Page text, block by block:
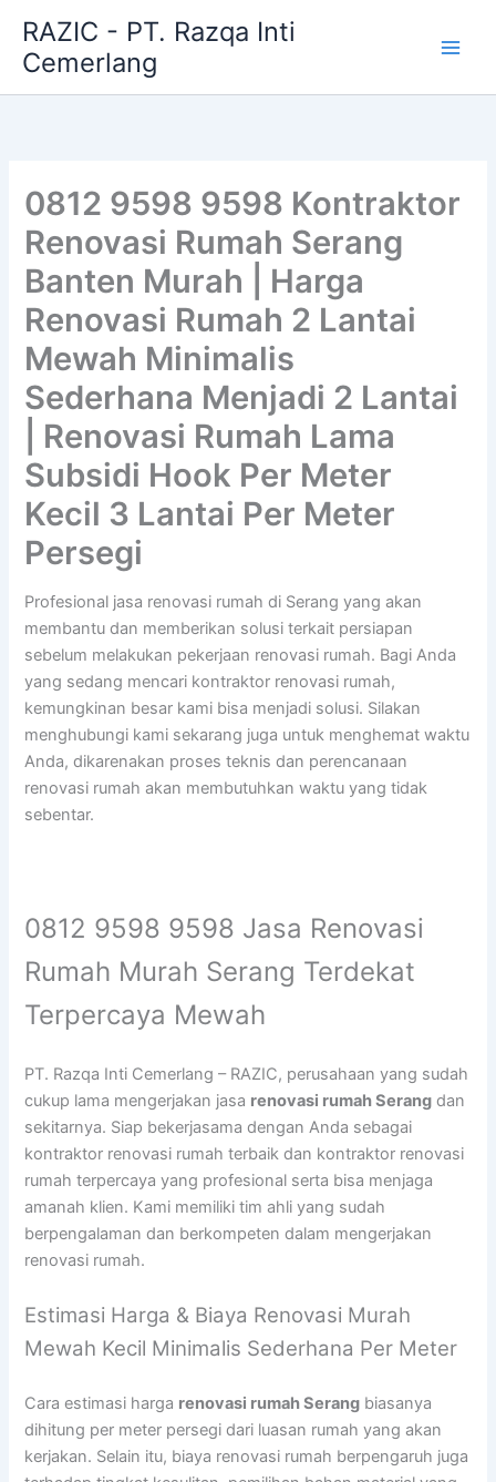
content
RAZIC - PT. Razqa Inti
Cemerlang
0812 9598 9598 Kontraktor
Renovasi Rumah Serang
Banten Murah | Harga
Renovasi Rumah 2 Lantai
Mewah Minimalis
Sederhana Menjadi 2 Lantai
| Renovasi Rumah Lama
Subsidi Hook Per Meter
Kecil 3 Lantai Per Meter
Persegi
Profesional jasa renovasi rumah di Serang yang akan
membantu dan memberikan solusi terkait persiapan
sebelum melakukan pekerjaan renovasi rumah. Bagi Anda
yang sedang mencari kontraktor renovasi rumah,
kemungkinan besar kami bisa menjadi solusi. Silakan
menghubungi kami sekarang juga untuk menghemat waktu
Anda, dikarenakan proses teknis dan perencanaan
renovasi rumah akan membutuhkan waktu yang tidak
sebentar.
0812 9598 9598 Jasa Renovasi
Rumah Murah Serang Terdekat
Terpercaya Mewah
PT. Razqa Inti Cemerlang – RAZIC, perusahaan yang sudah
cukup lama mengerjakan jasa renovasi rumah Serang dan
sekitarnya. Siap bekerjasama dengan Anda sebagai
kontraktor renovasi rumah terbaik dan kontraktor renovasi
rumah terpercaya yang profesional serta bisa menjaga
amanah klien. Kami memiliki tim ahli yang sudah
berpengalaman dan berkompeten dalam mengerjakan
renovasi rumah.
Estimasi Harga & Biaya Renovasi Murah
Mewah Kecil Minimalis Sederhana Per Meter
Cara estimasi harga renovasi rumah Serang biasanya
dihitung per meter persegi dari luasan rumah yang akan
kerjakan. Selain itu, biaya renovasi rumah berpengaruh juga